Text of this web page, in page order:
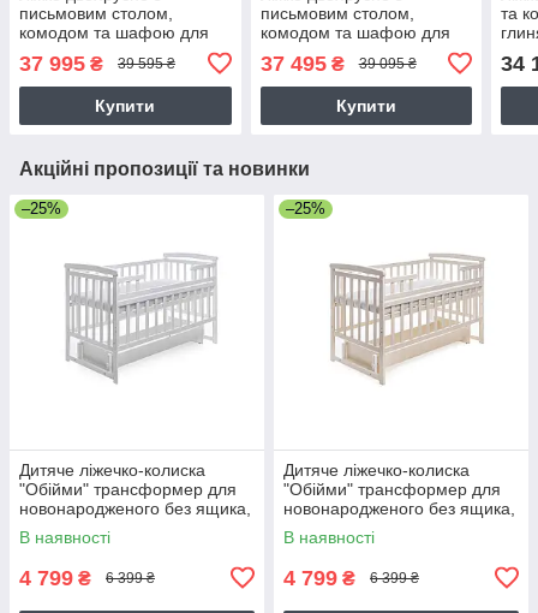
письмовим столом,
комодом та шафою для
одягу MS715 у сутінково-
блакитному кольорі
37 995 ₴ 39 595 ₴
Купити
письмовим столом,
комодом та шафою для
одягу MS715 у глиняно-
сірому кольорі
37 495₴ 39 095 ₴
Купити
та
34
Акційні пропозиції та новинки
–25%
Дитяче ліжечко-колиска
"Обійми" трансформер для
новонародженого без ящика,
білий
В наявності
4 799 ₴ 6 399 ₴
–25%
Дитяче ліжечко-колиска
"Обійми" трансформер для
новонародженого без ящика,
ваніль
В наявності
4 799 ₴ 6 399 ₴